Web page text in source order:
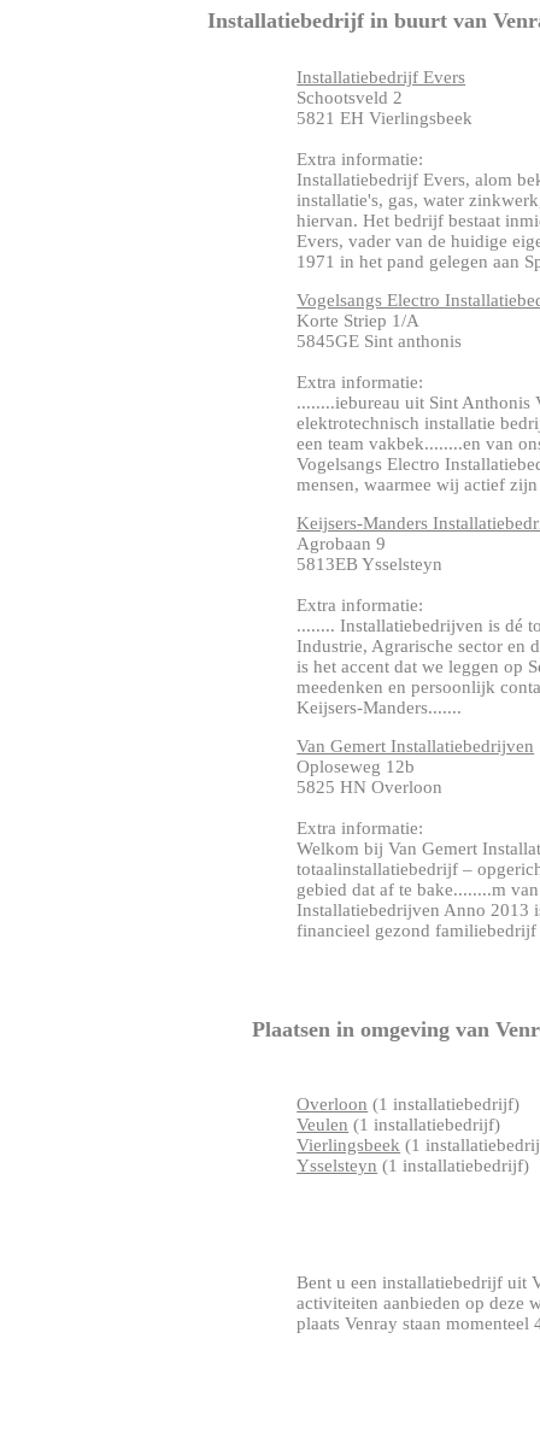
Installatiebedrijf in buurt van
Installatiebedrijf Evers
Schootsveld 2
5821 EH Vierlingsbeek
Extra informatie:
Installatiebedrijf Evers, alom
installatie's, gas, water
hiervan. Het bedrijf bestaat
Evers, vader van de huidige
1971 in het pand gelegen aan
Vogelsangs Electro
Korte Striep 1/A
5845GE Sint anthonis
Extra informatie:
........iebureau uit Sint Anthonis
elektrotechnisch installatie
een team vakbek........en van
Vogelsangs Electro
mensen, waarmee wij actief
Keijsers-Manders
Agrobaan 9
5813EB Ysselsteyn
Extra informatie:
........ Installatiebedrijven is dé
Industrie, Agrarische sector en
is het accent dat we leggen op
meedenken en persoonlijk
Keijsers-Manders.......
Van Gemert Installatiebedrijven
Oploseweg 12b
5825 HN Overloon
Extra informatie:
Welkom bij Van Gemert
totaalinstallatiebedrijf –
gebied dat af te bake........m
Installatiebedrijven Anno 2013
financieel gezond familiebedrijf
Plaatsen in omgeving van
Overloon (1 installatiebedrijf)
Veulen (1 installatiebedrijf)
Vierlingsbeek (1
Ysselsteyn (1 installatiebedrijf)
Bent u een installatiebedrijf uit
activiteiten aanbieden op deze
plaats Venray staan